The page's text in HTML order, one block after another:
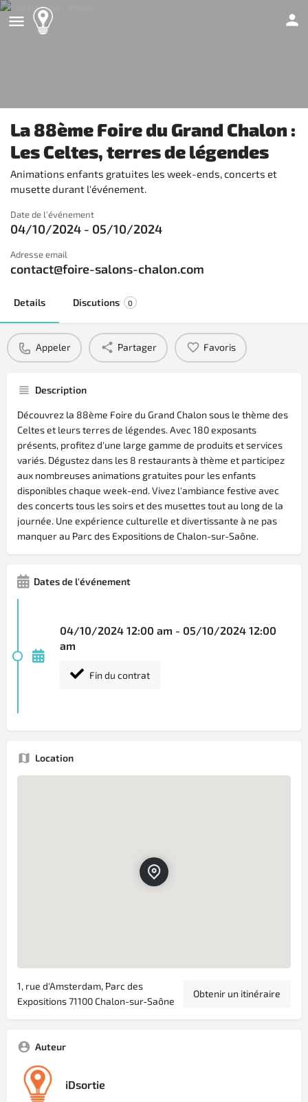
La 88ème Foire du Grand Chalon :
Les Celtes, terres de légendes
Animations enfants gratuites les week-ends, concerts et
musette durant l'événement.
Date de l'événement
04/10/2024 - 05/10/2024
Adresse email
contact@foire-salons-chalon.com
Details Discutions 0
Appeler Partager Favoris
Description
Découvrez la 88ème Foire du Grand Chalon sous le thème des
Celtes et leurs terres de légendes. Avec 180 exposants
présents, profitez d'une large gamme de produits et services
variés. Dégustez dans les 8 restaurants à thème et participez
aux nombreuses animations gratuites pour les enfants
disponibles chaque week-end. Vivez l'ambiance festive avec
des concerts tous les soirs et des musettes tout au long de la
journée. Une expérience culturelle et divertissante à ne pas
manquer au Parc des Expositions de Chalon-sur-Saône.
Dates de l'événement
04/10/2024 12:00 am - 05/10/2024 12:00
am
Fin du contrat
Location
1, rue d'Amsterdam, Parc des
Expositions 71100 Chalon-sur-Saône
Obtenir un itinéraire
Auteur
iDsortie